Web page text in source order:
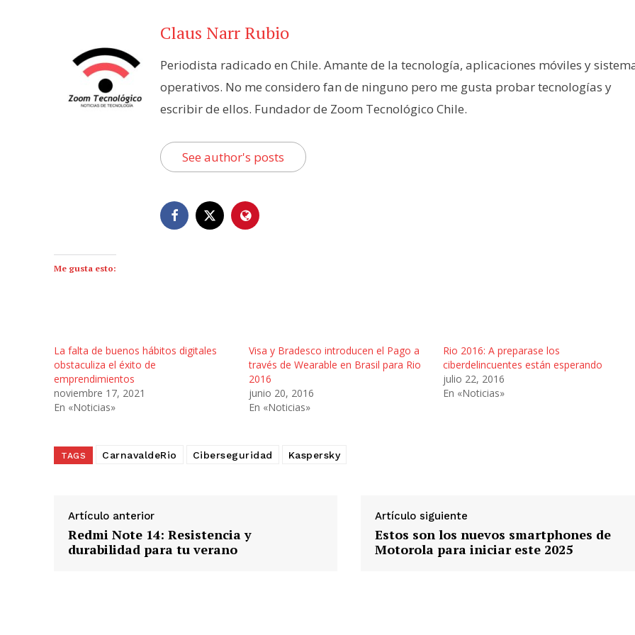
Claus Narr Rubio
Periodista radicado en Chile. Amante de la tecnología, aplicaciones móviles y
operativos. No me considero fan de ninguno pero me gusta probar tecnologías y
escribir de ellos. Fundador de Zoom Tecnológico Chile.
See author's posts
Me gusta esto:
La falta de buenos hábitos digitales
obstaculiza el éxito de
emprendimientos
noviembre 17, 2021
En «Noticias»
Visa y Bradesco introducen el Pago a
través de Wearable en Brasil para Rio
2016
junio 20, 2016
En «Noticias»
Rio 2016: A preparase los
ciberdelincuentes están esperando
julio 22, 2016
En «Noticias»
TAGS CarnavaldeRio Ciberseguridad Kaspersky
Artículo anterior
Redmi Note 14: Resistencia y
durabilidad para tu verano
Artículo siguiente
Estos son los nuevos smartphones de
Motorola para iniciar este 2025